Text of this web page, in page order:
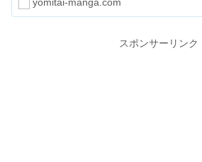
スポンサーリンク